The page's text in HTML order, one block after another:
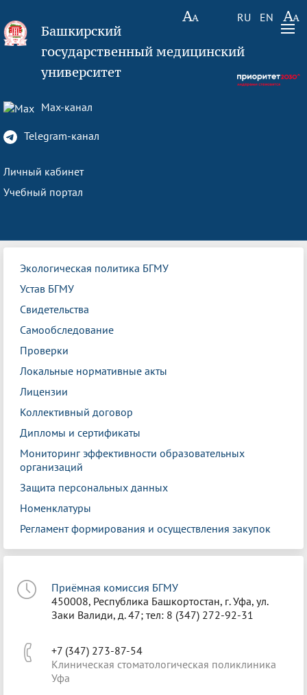
RU EN
Башкирский
государственный медицинский
университет
Max-канал
Telegram-канал
Личный кабинет
Учебный портал
Экологическая политика БГМУ
Устав БГМУ
Свидетельства
Самообследование
Проверки
Локальные нормативные акты
Лицензии
Коллективный договор
Дипломы и сертификаты
Мониторинг эффективности образовательных
организаций
Защита персональных данных
Номенклатуры
Регламент формирования и осуществления закупок
Приёмная комиссия БГМУ
450008, Республика Башкортостан, г. Уфа, ул.
Заки Валиди, д. 47; тел: 8 (347) 272-92-31
+7 (347) 273-87-54
Клиническая стоматологическая поликлиника
Уфа